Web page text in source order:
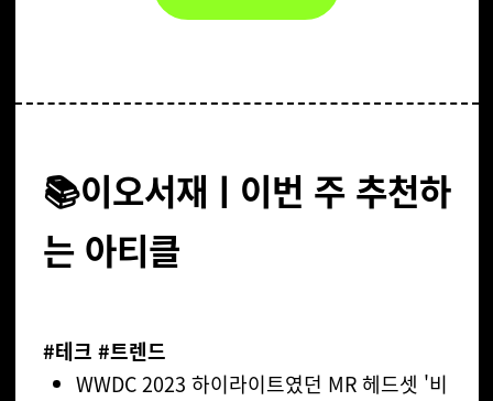
📚이오서재ㅣ이번 주 추천하
는 아티클
#테크 #트렌드
WWDC 2023 하이라이트였던 MR 헤드셋 '비